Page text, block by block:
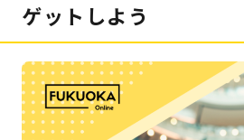
福岡の イベント
福岡のビューティー情報
福岡の フィットネス情報
ゲットしよう